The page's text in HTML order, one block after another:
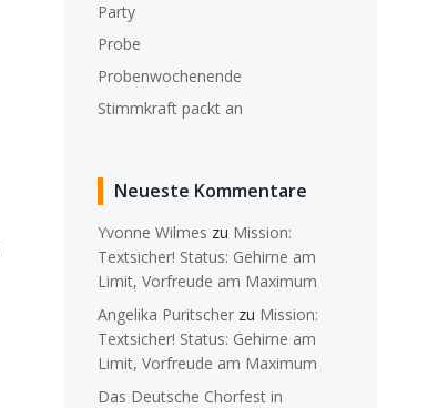
Party
Probe
Probenwochenende
Stimmkraft packt an
Neueste Kommentare
Yvonne Wilmes zu Mission:
Textsicher! Status: Gehirne am
Limit, Vorfreude am Maximum
Angelika Puritscher zu Mission:
Textsicher! Status: Gehirne am
Limit, Vorfreude am Maximum
Das Deutsche Chorfest in